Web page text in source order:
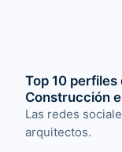
Top 10
Construcción
Las redes
arquitectos.